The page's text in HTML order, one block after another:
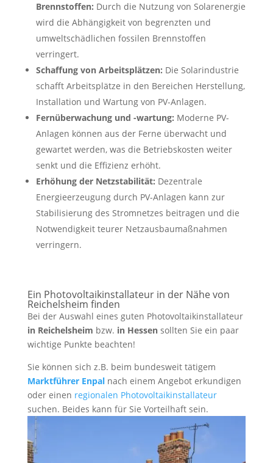
Brennstoffen: Durch die Nutzung von Solarenergie
wird die Abhängigkeit von begrenzten und
umweltschädlichen fossilen Brennstoffen
verringert.
Schaffung von Arbeitsplätzen: Die Solarindustrie
schafft Arbeitsplätze in den Bereichen Herstellung,
Installation und Wartung von PV-Anlagen.
Fernüberwachung und -wartung: Moderne PV-
Anlagen können aus der Ferne überwacht und
gewartet werden, was die Betriebskosten weiter
senkt und die Effizienz erhöht.
Erhöhung der Netzstabilität: Dezentrale
Energieerzeugung durch PV-Anlagen kann zur
Stabilisierung des Stromnetzes beitragen und die
Notwendigkeit teurer Netzausbaumaßnahmen
verringern.
Ein Photovoltaikinstallateur in der Nähe von
Reichelsheim finden
Bei der Auswahl eines guten Photovoltaikinstallateur
in Reichelsheim bzw. in Hessen sollten Sie ein paar
wichtige Punkte beachten!
Sie können sich z.B. beim bundesweit tätigem
Marktführer Enpalnach einem Angebot erkundigen
oder einen regionalen Photovoltaikinstallateur
suchen. Beides kann für Sie Vorteilhaft sein.